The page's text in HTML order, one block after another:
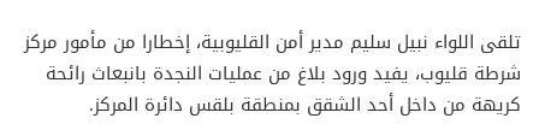
تلقى اللواء نبيل سليم مدير أمن القليوبية، إخطارا من مأمور مركز
شرطة قليوب، يفيد ورود بلاغ من عمليات النجدة بانبعاث رائحة
كريهة من داخل أحد الشقق بمنطقة بلقس دائرة المركز.